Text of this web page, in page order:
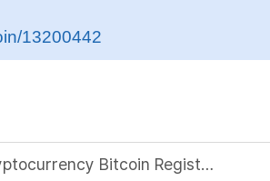
13200442
Welcome Bonus | Register in OKX | Cryptocurrency Bitcoin Registration